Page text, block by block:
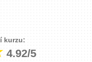
kurzu:
4.92/5